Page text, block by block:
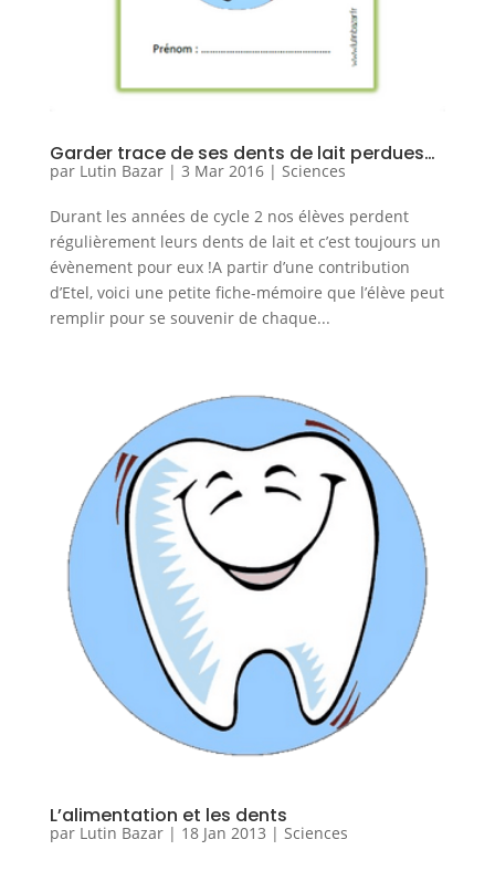
Garder trace de ses dents de lait perdues…
par Lutin Bazar| 3 Mar 2016| Sciences
Durant les années de cycle 2 nos élèves perdent
régulièrement leurs dents de lait et c’est toujours un
évènement pour eux !A partir d’une contribution
d’Etel, voici une petite fiche-mémoire que l’élève peut
remplir pour se souvenir de chaque...
L’alimentation et les dents
par Lutin Bazar| 18 Jan 2013 | Sciences